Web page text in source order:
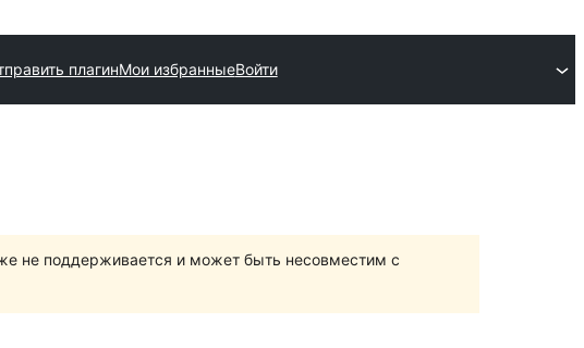
плагинМои избранныеВойти
не поддерживается и может быть несовместим с